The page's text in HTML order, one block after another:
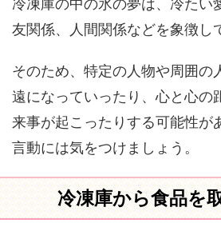
冷凍庫の中の氷の夢は、冷たい
友関係、人間関係などを象徴し
そのため、特定の人物や周囲の
遠になっていったり、心と心の
来事が起こったりする可能性が
言動には気をつけましょう。
冷凍庫から食品を